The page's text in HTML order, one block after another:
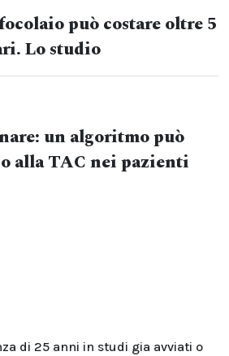
può costare oltre 5
Lo studio
un algoritmo può
alla TAC nei pazienti
di 25 anni in studi gia avviati o